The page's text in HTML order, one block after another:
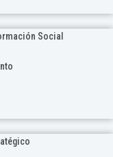
Social